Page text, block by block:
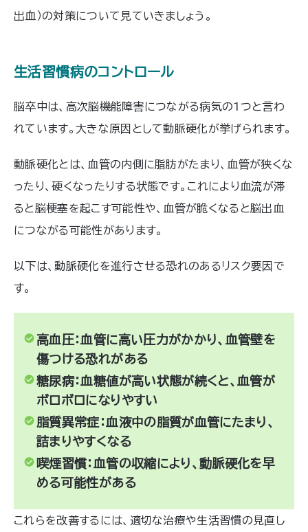
出血）の対策について見ていきましょう。
生活習慣病のコントロール
脳卒中は、高次脳機能障害につながる病気の1つと言わ
れています。大きな原因として動脈硬化が挙げられます。
動脈硬化とは、血管の内側に脂肪がたまり、血管が狭くな
ったり、硬くなったりする状態です。これにより血流が滞
ると脳梗塞を起こす可能性や、血管が脆くなると脳出血
につながる可能性があります。
以下は、動脈硬化を進行させる恐れのあるリスク要因で
す。
高血圧：血管に高い圧力がかかり、血管壁を
傷つける恐れがある
糖尿病：血糖値が高い状態が続くと、血管が
ボロボロになりやすい
脂質異常症：血液中の脂質が血管にたまり、
詰まりやすくなる
喫煙習慣：血管の収縮により、動脈硬化を早
める可能性がある
これらを改善するには、適切な治療や生活習慣の見直し